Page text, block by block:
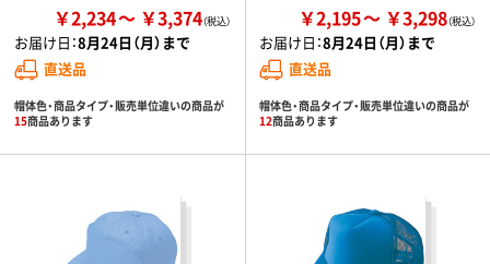
￥2,234 ￥3,374
お届け日：8月24日（月）まで
直送品
帽体色・商品タイプ・販売単位違いの商品が
15商品あります
￥2,195 ￥3,298
お届け日：8月24日（月）まで
直送品
帽体色・商品タイプ・販売単位違いの商品が
12商品あります